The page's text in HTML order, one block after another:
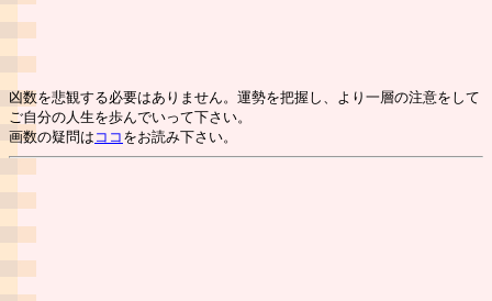
凶数を悲観する必要はありません。運勢を把握し、より一層の注意をして
ご自分の人生を歩んでいって下さい。
画数の疑問は ココ をお読み下さい。